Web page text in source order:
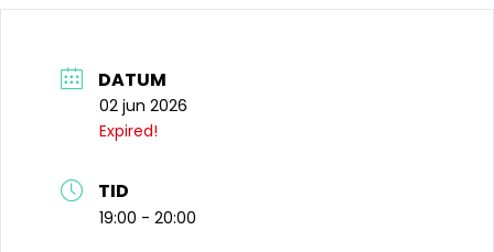
DATUM
02 jun 2026
Expired!
TID
19:00 - 20:00